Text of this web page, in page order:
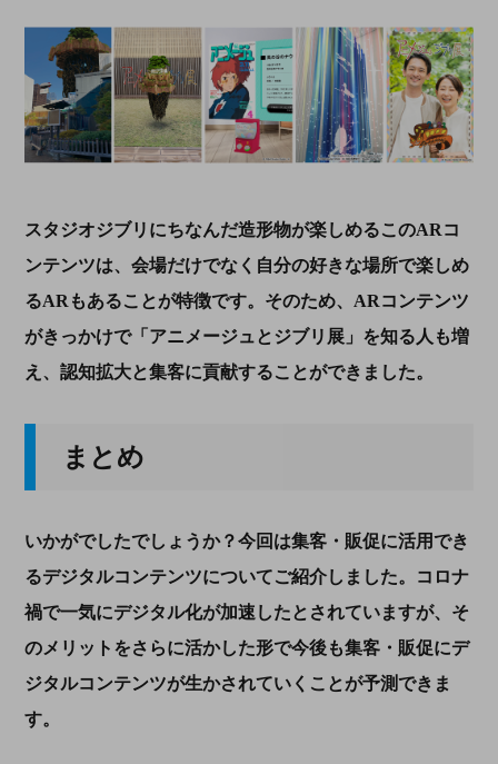
スタジオジブリにちなんだ造形物が楽しめるこのARコ
ンテンツは、会場だけでなく自分の好きな場所で楽しめ
るARもあることが特徴です。そのため、 ARコンテンツ
がきっかけで「アニメージュとジブリ展」を知る人も増
え、認知拡大と集客に貢献することができました。
まとめ
いかがでしたでしょうか？今回は集客・販促に活用でき
るデジタルコンテンツについてご紹介しました。コロナ
禍で一気にデジタル化が加速したとされていますが、そ
のメリットをさらに活かした形で今後も集客・販促にデ
ジタルコンテンツが生かされていくことが予測できま
す。